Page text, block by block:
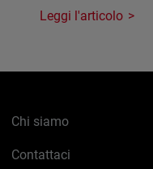
Leggi l'articolo
Chi siamo
Contattaci